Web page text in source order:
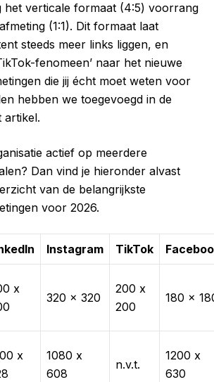
het verticale formaat (4:5) voorrang
(1:1). Dit formaat laat
steeds meer links liggen, en
fenomeen’ naar het nieuwe
die jij écht moet weten voor
hebben we toegevoegd in de
artikel.
actief op meerdere
Dan vind je hieronder alvast
van de belangrijkste
voor 2026.
Instagram TikTok
x
320 x 320
200 x
200
180 x
x
1080 x
608
n.v.t.
1200 x
630